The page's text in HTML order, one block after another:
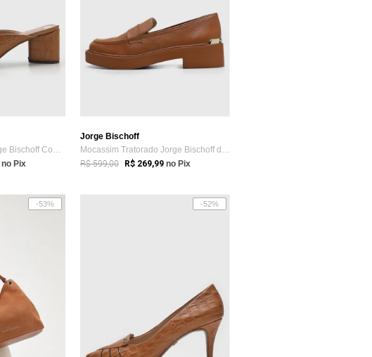
Scarpin Feminino Jorge Bischoff Couro Te...
no Pix
Jorge Bischoff
Mocassim Tratorado Jorge Bischoff de Cou...
R$ 599,00 R$ 269,99 no Pix
-53% -52%